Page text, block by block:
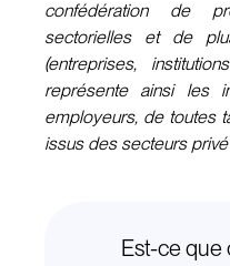
confédération de
sectorielles et de
(entreprises,
représente ainsi les
employeurs, de toutes
issus des secteurs
Est-ce que